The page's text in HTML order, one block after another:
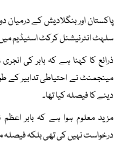
سلہٹ انٹرنیشنل کرکٹ اسٹیڈیم
ذرائع کا کہنا ہے کہ بابر کی
مینجمنٹ نے احتیاطی تدابیر کے
دینے کا فیصلہ کیا تھا۔
مزید معلوم ہوا ہے کہ بابر
درخواست نہیں کی تھی بلکہ